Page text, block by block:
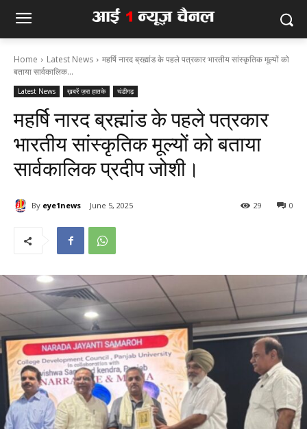
Home Latest News
महर्षि नारद ब्रह्मांड के पहले पत्रकार भारतीय सांस्कृतिक मूल्यों को
बताया सार्वकालिक...
Latest News ख़बरें ज़रा हातके चंडीगढ़
महर्षि नारद ब्रह्मांड के पहले पत्रकार
भारतीय सांस्कृतिक मूल्यों को बताया
सार्वकालिक प्रदीप जोशी।
By eye1news June 5, 2025 0
29